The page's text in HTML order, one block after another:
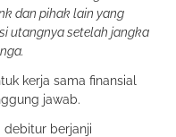
dan pihak lain yang
utangnya setelah jangka
kerja sama finansial
jawab.
debitur berjanji